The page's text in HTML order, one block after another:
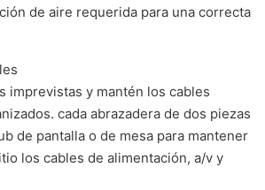
de aire requerida para una correcta
imprevistas y mantén los cables
cada abrazadera de dos piezas
de pantalla o de mesa para mantener
los cables de alimentación, a/v y